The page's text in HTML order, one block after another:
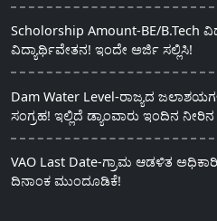
Scholorship Amount-BE/B.Tech
ವಿದ್ಯಾರ್ಥಿವೇತನ! ಇಂದೇ ಅರ್ಜಿ ಸಲ್ಲಿಸಿ!
Dam Water Level-ರಾಜ್ಯದ
ಸಂಗ್ರಹ! ಇಲ್ಲಿದೆ ಡ್ಯಾಂವಾರು ಇಂದಿನ
VAO Last Date-ಗ್ರಾಮ ಆಡಳಿತ
ದಿನಾಂಕ ಮುಂದೂಡಿಕೆ!